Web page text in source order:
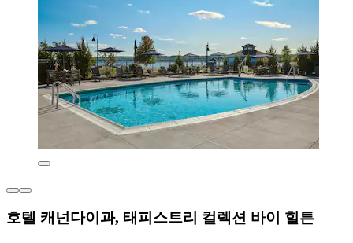
호텔 캐넌다이과, 태피스트리 컬렉션 바이 힐튼